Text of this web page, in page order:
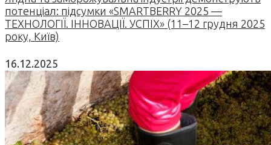
потенціал: підсумки «SMARTBERRY 2025 —
ТЕХНОЛОГІЇ. ІННОВАЦІЇ. УСПІХ» (11–12 грудня 2025
року, Київ)
16.12.2025